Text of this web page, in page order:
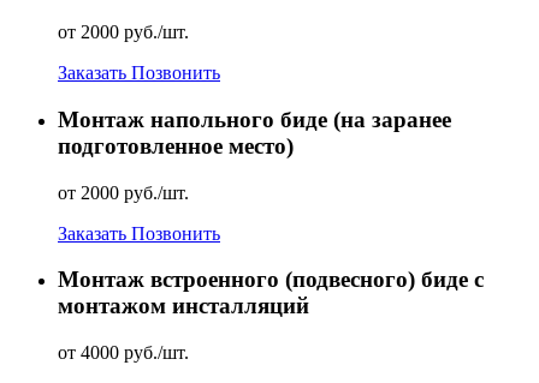
от 2000 руб./шт.
Заказать Позвонить
Монтаж напольного биде (на заранее
подготовленное место)
от 2000 руб./шт.
Заказать Позвонить
Монтаж встроенного (подвесного) биде с
монтажом инсталляций
от 4000 руб./шт.